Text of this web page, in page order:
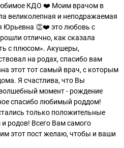
КДО ❤️ Моим врачом в
великолепная и неподражаемая
Юрьевна 👏❤️ это любовь с
отлично, как сказала
с плюсом». Акушеры,
на родах, спасибо вам
этот тот самый врач, с которым
Я счастлива, что Вы
момент - рождение
спасибо любимый роддом!
только положительные
родов! Всего Вам самого
этот пост желаю, чтобы и ваши